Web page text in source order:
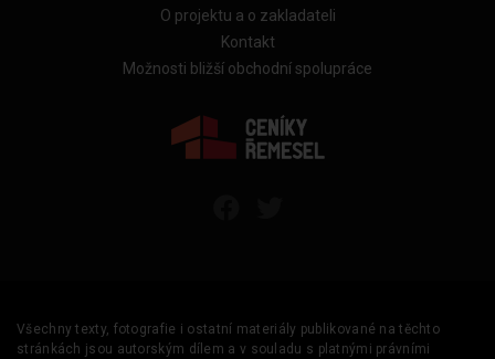
O projektu a o zakladateli
Kontakt
Možnosti bližší obchodní spolupráce
Všechny texty, fotografie i ostatní materiály publikované na těchto
stránkách jsou autorským dílem a v souladu s platnými právními